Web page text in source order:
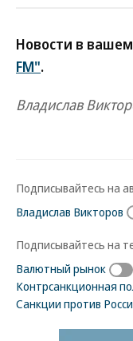
Новости в
FM".
Владислав
Подписывайтесь на
Владислав Викторов
Подписывайтесь на
Валютный рынок
Контрсанкционная
Санкции против